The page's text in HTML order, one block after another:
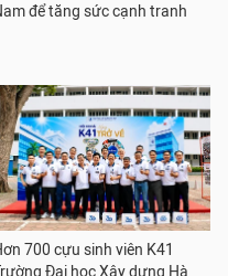
để tăng sức cạnh tranh
700 cựu sinh viên K41
Đại học Xây dựng Hà